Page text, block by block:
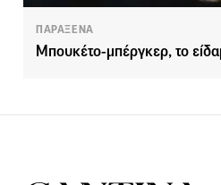
ΠΑΡΑΞΕΝΑ
Mπουκέτο-μπέργκερ, το